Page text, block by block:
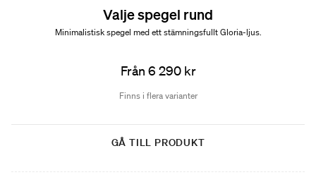
Valje spegel rund
Minimalistisk spegel med ett stämningsfullt Gloria-ljus.
Från 6 290 kr
Finns i flera varianter
GÅ TILL PRODUKT